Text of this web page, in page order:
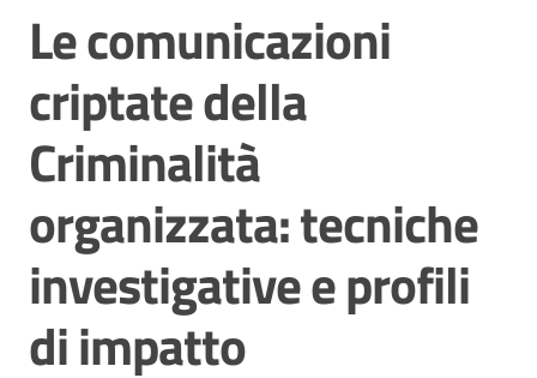
Comunicazione
e
media
Concorsi
Istituti
di
Salta al contenuto
Le comunicazioni
criptate della
Criminalità
organizzata: tecniche
investigative e profili
di impatto